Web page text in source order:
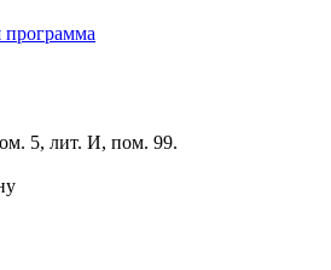
программа
5, лит. И, пом. 99.